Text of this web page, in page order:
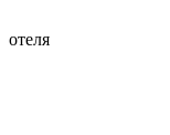
отеля